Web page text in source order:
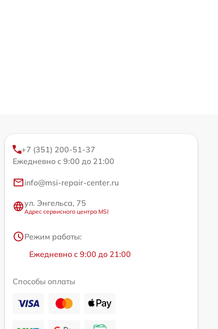
+7 (351) 200-51-37
Ежедневно с 9:00 до 21:00
info@msi-repair-center.ru
ул. Энгельса, 75
Адрес сервисного центра MSI
Режим работы:
Ежедневно с 9:00 до 21:00
Способы оплаты